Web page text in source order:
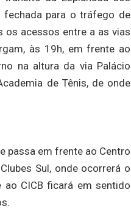
fechada para o tráfego de
os acessos entre a as vias
às 19h, em frente ao
na altura da via Palácio
de Tênis, de onde
passa em frente ao Centro
Sul, onde ocorrerá o
CICB ficará em sentido